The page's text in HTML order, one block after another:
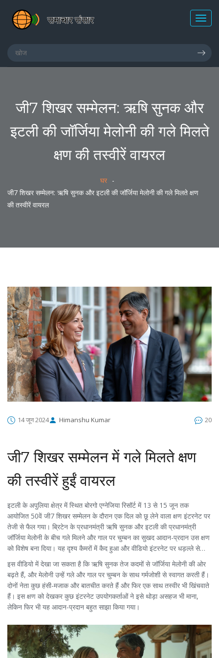
जी7 शिखर सम्मेलन: ऋषि सुनक और
इटली की जॉर्जिया मेलोनी की गले मिलते
क्षण की तस्वीरें वायरल
घर
जी7 शिखर सम्मेलन: ऋषि सुनक और इटली की जॉर्जिया मेलोनी की गले मिलते क्षण
की तस्वीरें वायरल
14 जून 2024 Himanshu Kumar 20
जी7 शिखर सम्मेलन में गले मिलते क्षण
की तस्वीरें हुईं वायरल
इटली के अपुलिया क्षेत्र में स्थित बोरगो एग्नेजिया रिसॉर्ट में 13 से 15 जून तक
आयोजित 50वें जी7 शिखर सम्मेलन के दौरान एक दिल को छू लेने वाला क्षण इंटरनेट पर
तेजी से फैल गया। ब्रिटेन के प्रधानमंत्री ऋषि सुनक और इटली की प्रधानमंत्री
जॉर्जिया मेलोनी के बीच गले मिलने और गाल पर चुम्बन का सुखद आदान-प्रदान उस क्षण
को विशेष बना दिया। यह दृश्य कैमरों में कैद हुआ और वीडियो इंटरनेट पर धड़ल्ले से
वायरल हो गया।
इस वीडियो में देखा जा सकता है कि ऋषि सुनक तेज कदमों से जॉर्जिया मेलोनी की ओर
बढ़ते हैं, और मेलोनी उन्हें गले और गाल पर चुम्बन के साथ गर्मजोशी से स्वागत करती हैं।
दोनों नेता कुछ हंसी-मजाक और बातचीत करते हैं और फिर एक साथ तस्वीर भी खिंचवाते
हैं। इस क्षण को देखकर कुछ इंटरनेट उपयोगकर्ताओं ने इसे थोड़ा असहज भी माना,
लेकिन फिर भी यह आदान-प्रदान बहुत साझा किया गया।